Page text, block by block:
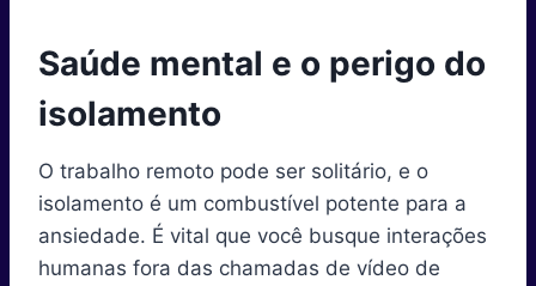
Saúde mental e o perigo do
isolamento
O trabalho remoto pode ser solitário, e o
isolamento é um combustível potente para a
ansiedade. É vital que você busque interações
humanas fora das chamadas de vídeo de